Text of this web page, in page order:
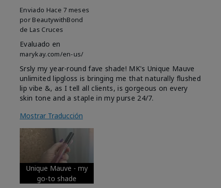
Enviado Hace 7 meses
por BeautywithBond
de Las Cruces
Evaluado en
marykay.com/en-us/
Srsly my year-round fave shade! MK's Unique Mauve
unlimited lipgloss is bringing me that naturally flushed
lip vibe &, as I tell all clients, is gorgeous on every
skin tone and a staple in my purse 24/7.
Mostrar Traducción
Unique Mauve - my
go-to shade